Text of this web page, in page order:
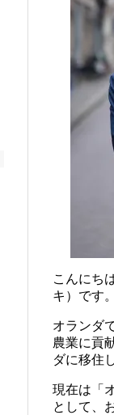
こんにち
キ）です。
オランダ
農業に貢
ダに移住
現在は「
として、